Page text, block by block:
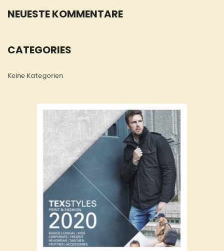
NEUESTE KOMMENTARE
CATEGORIES
Keine Kategorien